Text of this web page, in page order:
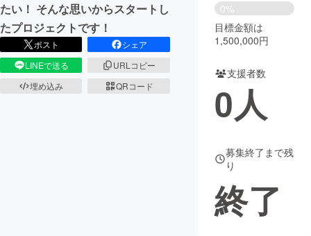
ビジネス・起業 チャレンジ
まちづくり・地域活性化
CAMPFIRE Creation
コミュニティ
たい！ そんな思いからスタートし
たプロジェクトです！
ポスト
シェア
LINEで送る
URLコピー
埋め込み
QRコード
0%
目標金額は
1,500,000円
支援者数
0人
募集終了まで残
り
終了